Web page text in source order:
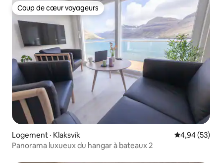
Coup de cœur voyageurs
Coup de cœur voyageurs
Logement · Klaksvík Note
4,94 (53)
Panorama luxueux du hangar à bateaux 2